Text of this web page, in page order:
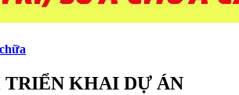
TRIỂN KHAI DỰ ÁN